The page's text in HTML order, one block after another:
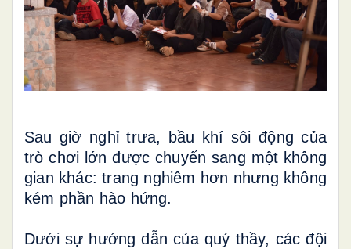
Sau giờ nghỉ trưa, bầu khí sôi động của
trò chơi lớn được chuyển sang một không
gian khác: trang nghiêm hơn nhưng không
kém phần hào hứng.
Dưới sự hướng dẫn của quý thầy, các đội